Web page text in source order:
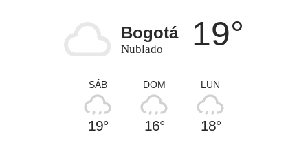
Bogotá
Nublado 19°
SÁB
19°
DOM
16°
LUN
18°